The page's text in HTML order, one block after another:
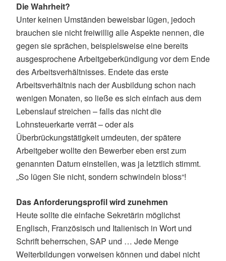
Die Wahrheit?
Unter keinen Umständen beweisbar lügen, jedoch
brauchen sie nicht freiwillig alle Aspekte nennen, die
gegen sie sprächen, beispielsweise eine bereits
ausgesprochene Arbeitgeberkündigung vor dem Ende
des Arbeitsverhältnisses. Endete das erste
Arbeitsverhältnis nach der Ausbildung schon nach
wenigen Monaten, so ließe es sich einfach aus dem
Lebenslauf streichen – falls das nicht die
Lohnsteuerkarte verrät – oder als
Überbrückungstätigkeit umdeuten, der spätere
Arbeitgeber wollte den Bewerber eben erst zum
genannten Datum einstellen, was ja letztlich stimmt.
„So lügen Sie nicht, sondern schwindeln bloss“!
Das Anforderungsprofil wird zunehmen
Heute sollte die einfache Sekretärin möglichst
Englisch, Französisch und Italienisch in Wort und
Schrift beherrschen, SAP und … Jede Menge
Weiterbildungen vorweisen können und dabei nicht